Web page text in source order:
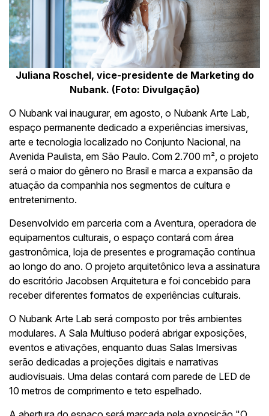
Juliana Roschel, vice-presidente de Marketing do
Nubank. (Foto: Divulgação)
O Nubank vai inaugurar, em agosto, o Nubank Arte Lab,
espaço permanente dedicado a experiências imersivas,
arte e tecnologia localizado no Conjunto Nacional, na
Avenida Paulista, em São Paulo. Com 2.700 m², o projeto
será o maior do gênero no Brasil e marca a expansão da
atuação da companhia nos segmentos de cultura e
entretenimento.
Desenvolvido em parceria com a Aventura, operadora de
equipamentos culturais, o espaço contará com área
gastronômica, loja de presentes e programação contínua
ao longo do ano. O projeto arquitetônico leva a assinatura
do escritório Jacobsen Arquitetura e foi concebido para
receber diferentes formatos de experiências culturais.
O Nubank Arte Lab será composto por três ambientes
modulares. A Sala Multiuso poderá abrigar exposições,
eventos e ativações, enquanto duas Salas Imersivas
serão dedicadas a projeções digitais e narrativas
audiovisuais. Uma delas contará com parede de LED de
10 metros de comprimento e teto espelhado.